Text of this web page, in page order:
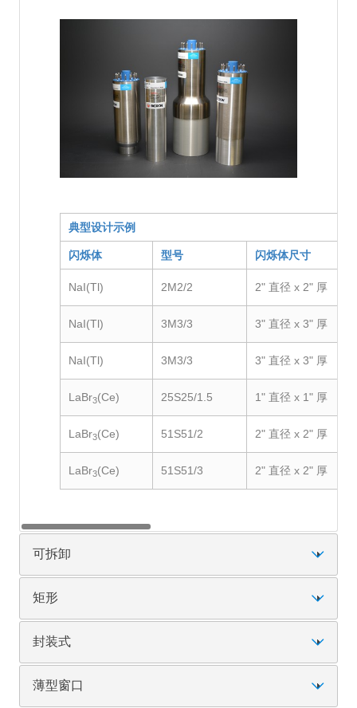
典型设计示例
闪烁体 型号 闪烁体尺寸
NaI(Tl) 2M2/2 2" 直径 x 2" 厚
NaI(Tl) 3M3/3 3" 直径 x 3" 厚
NaI(Tl) 3M3/3 3" 直径 x 3" 厚
LaBr3(Ce) 25S25/1.5 1" 直径 x 1" 厚
LaBr3(Ce) 51S51/2 2" 直径 x 2" 厚
LaBr3(Ce) 51S51/3 2" 直径 x 2" 厚
可拆卸
矩形
封装式
薄型窗口